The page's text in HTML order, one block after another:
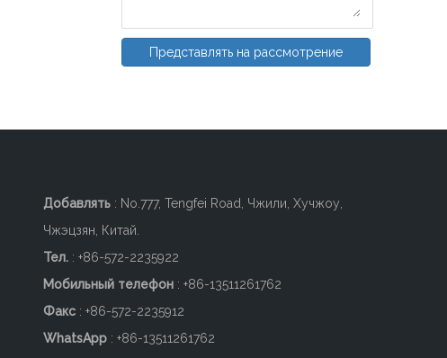
Представлять на рассмотрение
Добавлять : No.777, Tengfei Road, Чжили, Хучжоу,
Чжэцзян, Китай.
Тел. : +86-572-2235922
Мобильный телефон : +86-13511261762
Факс : +86-572-2235912
WhatsApp : +86-13511261762